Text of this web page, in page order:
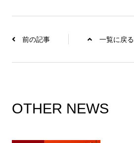
前の記事 一覧に戻る
OTHER NEWS